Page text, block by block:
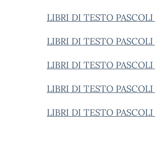
LIBRI DI TESTO
LIBRI DI TESTO
LIBRI DI TESTO
LIBRI DI TESTO
LIBRI DI TESTO